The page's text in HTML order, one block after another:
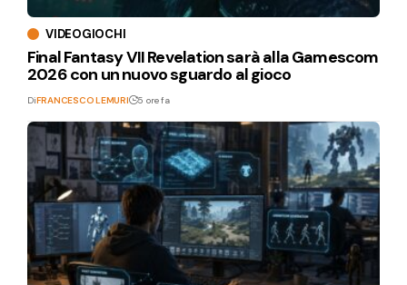
VIDEOGIOCHI
Final Fantasy VII Revelation sarà alla Gamescom
2026 con un nuovo sguardo al gioco
DiFRANCESCO LEMURI 5 ore fa